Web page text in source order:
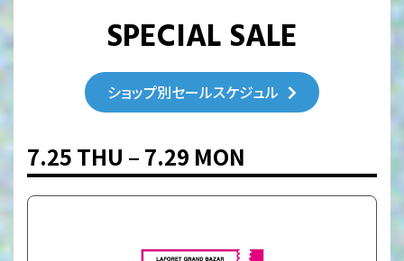
SPECIAL SALE
ショップ別セールスケジュル
7.25 THU – 7.29 MON